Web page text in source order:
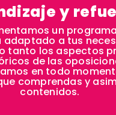
y
un
adaptado a tus
tanto los aspectos
de las
en todo
comprendas y
contenidos.